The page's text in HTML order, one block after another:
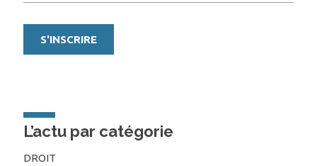
L’actu par catégorie
DROIT